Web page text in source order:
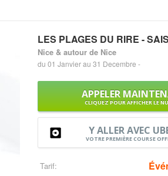
Sortir
Restaurants, ...
Mode, ...
Loisirs
Services
LES PLAGES DU RIRE -
Nice & autour de Nice
du 01 Janvier au 31 Decembre -
APPELER
CLIQUEZ POUR AFFICHER LE
Y ALLER AVEC
VOTRE PREMIÈRE COURSE
Tarif: